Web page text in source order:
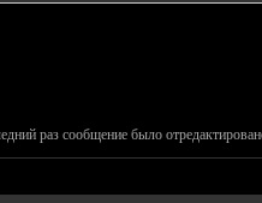
раз сообщение было